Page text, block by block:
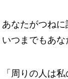
あなたがつねに
いつまでもあな
「周りの人は